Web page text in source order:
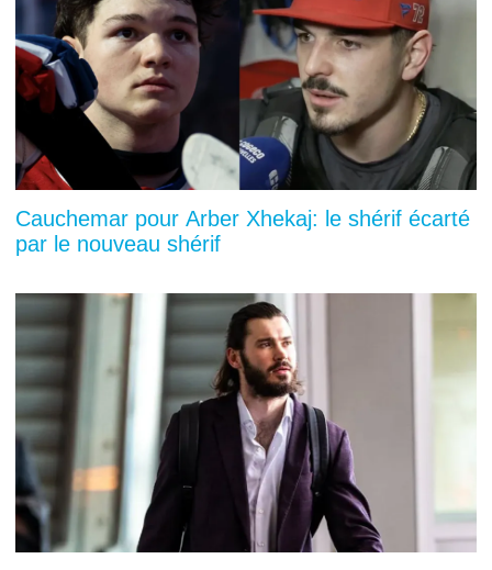
Cauchemar pour Arber Xhekaj: le shérif écarté
par le nouveau shérif